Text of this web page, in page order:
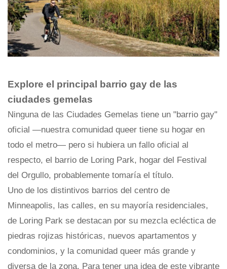
Explore el principal barrio gay de las
ciudades gemelas
Ninguna de las Ciudades Gemelas tiene un "barrio gay"
oficial —nuestra comunidad queer tiene su hogar en
todo el metro— pero si hubiera un fallo oficial al
respecto, el barrio de Loring Park, hogar del Festival
del Orgullo, probablemente tomaría el título.
Uno de los distintivos barrios del centro de
Minneapolis, las calles, en su mayoría residenciales,
de Loring Park se destacan por su mezcla ecléctica de
piedras rojizas históricas, nuevos apartamentos y
condominios, y la comunidad queer más grande y
diversa de la zona. Para tener una idea de este vibrante